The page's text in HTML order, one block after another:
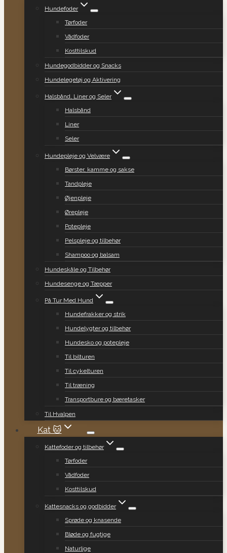
Hundefoder
Tørfoder
Vådfoder
Kosttilskud
Hundegodbidder og Snacks
Hundelegetøj og Aktivering
Halsbånd, Liner og Seler
Halsbånd
Liner
Seler
Hundepleje og Velvære
Børster, kamme og sakse
Tandpleje
Øjenpleje
Ørepleje
Potepleje
Pelspleje og tilbehør
Shampoo og balsam
Hundeskåle og Tilbehør
Hundesenge og Tæpper
På Tur Med Hund
Hundefrakker og strik
Hundelygter og tilbehør
Hundesko og potepleje
Til bilturen
Til cykelturen
Til træning
Transportbure og bæretasker
Til Hvalpen
Kat 🐱
Kattefoder og tilbehør
Tørfoder
Vådfoder
Kosttilskud
Kattesnacks og godbidder
Sprøde og knasende
Bløde og fugtige
Naturlige